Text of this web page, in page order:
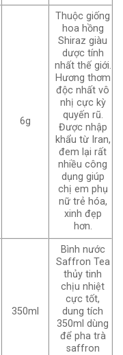
6g
Thuộc giống
hoa hồng
Shiraz giàu
dược tính
nhất thế giới.
Hương thơm
độc nhất vô
nhị cực kỳ
quyến rũ.
Được nhập
khẩu từ Iran,
đem lại rất
nhiều công
dụng giúp
chị em phụ
nữ trẻ hóa,
xinh đẹp
hơn.
350ml
Bình nước
Saffron Tea
thủy tinh
chịu nhiệt
cực tốt,
dung tích
350ml dùng
để pha trà
saffron